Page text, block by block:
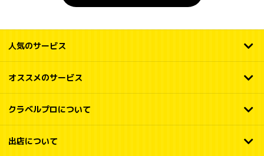
人気のサービス
オススメのサービス
クラベルプロについて
出店について